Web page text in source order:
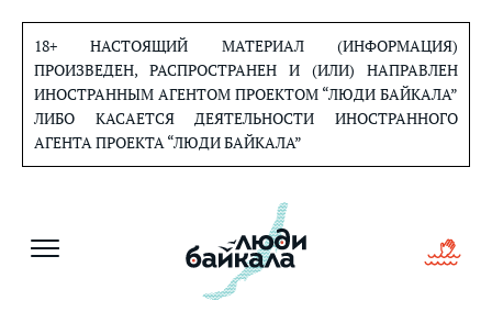
содержанию
18+ НАСТОЯЩИЙ МАТЕРИАЛ (ИНФОРМАЦИЯ)
ПРОИЗВЕДЕН, РАСПРОСТРАНЕН И (ИЛИ) НАПРАВЛЕН
ИНОСТРАННЫМ АГЕНТОМ ПРОЕКТОМ “ЛЮДИ БАЙКАЛА”
ЛИБО КАСАЕТСЯ ДЕЯТЕЛЬНОСТИ ИНОСТРАННОГО
АГЕНТА ПРОЕКТА “ЛЮДИ БАЙКАЛА”